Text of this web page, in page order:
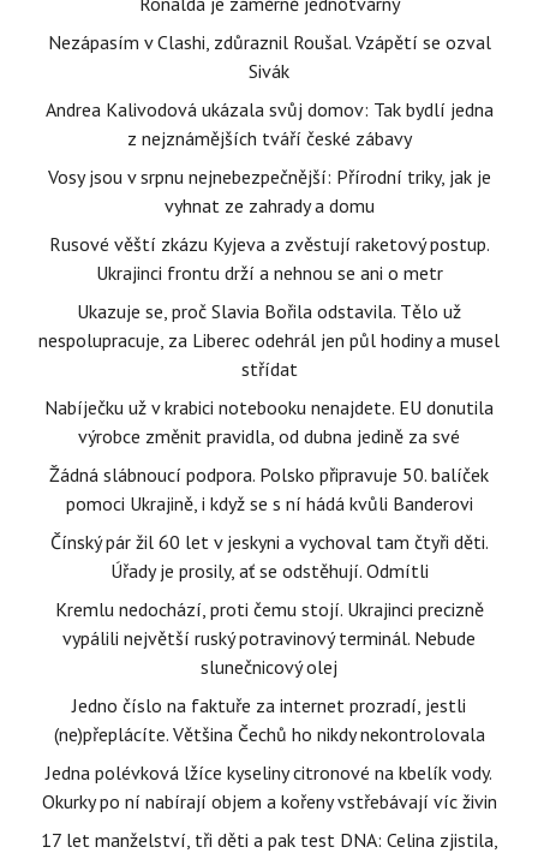
Nezápasím v Clashi, zdůraznil Roušal. Vzápětí se ozval
Sivák
Andrea Kalivodová ukázala svůj domov: Tak bydlí jedna
z nejznámějších tváří české zábavy
Vosy jsou v srpnu nejnebezpečnější: Přírodní triky, jak je
vyhnat ze zahrady a domu
Rusové věští zkázu Kyjeva a zvěstují raketový postup.
Ukrajinci frontu drží a nehnou se ani o metr
Ukazuje se, proč Slavia Bořila odstavila. Tělo už
nespolupracuje, za Liberec odehrál jen půl hodiny a musel
střídat
Nabíječku už v krabici notebooku nenajdete. EU donutila
výrobce změnit pravidla, od dubna jedině za své
Žádná slábnoucí podpora. Polsko připravuje 50. balíček
pomoci Ukrajině, i když se s ní hádá kvůli Banderovi
Čínský pár žil 60 let v jeskyni a vychoval tam čtyři děti.
Úřady je prosily, ať se odstěhují. Odmítli
Kremlu nedochází, proti čemu stojí. Ukrajinci precizně
vypálili největší ruský potravinový terminál. Nebude
slunečnicový olej
Jedno číslo na faktuře za internet prozradí, jestli
(ne)přeplácíte. Většina Čechů ho nikdy nekontrolovala
Jedna polévková lžíce kyseliny citronové na kbelík vody.
Okurky po ní nabírají objem a kořeny vstřebávají víc živin
17 let manželství, tři děti a pak test DNA: Celina zjistila,